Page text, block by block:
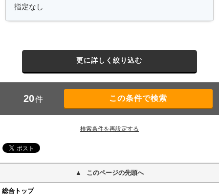
更に詳しく絞り込む
20件
検索条件を再設定する
このページの先頭へ
総合トップ